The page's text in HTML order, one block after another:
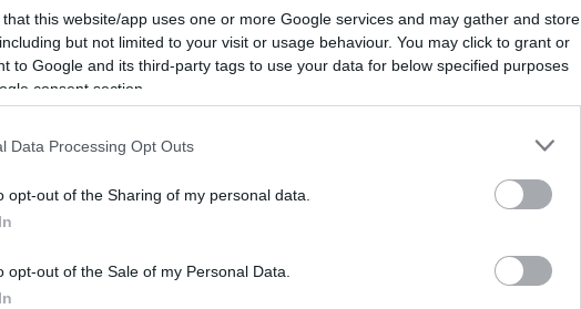
that this website/app uses one or more Google services and may gather and store
but not limited to your visit or usage behaviour. You may click to grant or
to Google and its third-party tags to use your data for below specified purposes
consent section.
Data Processing Opt Outs
opt-out of the Sharing of my personal data.
opt-out of the Sale of my Personal Data.
meg a spanyol fővárosban.